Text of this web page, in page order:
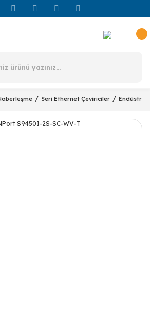
Seri Ethernet Çeviriciler